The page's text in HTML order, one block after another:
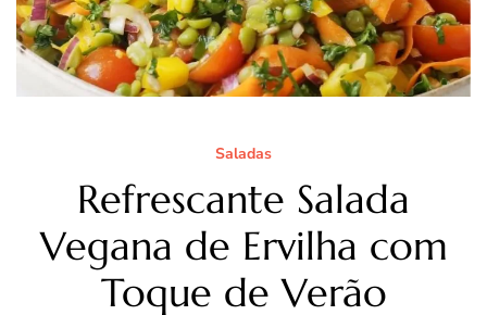
Saladas
Refrescante Salada
Vegana de Ervilha com
Toque de Verão